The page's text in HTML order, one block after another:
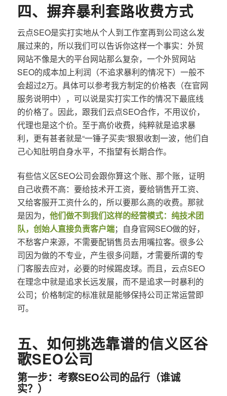
四、摒弃暴利套路收费方式
云点SEO是实打实地从个人到工作室再到公司这么发
展过来的，所以我们可以告诉你这样一个事实：外贸
网站不像是大的平台网站那么复杂，一个外贸网站
SEO的成本加上利润（不追求暴利的情况下）一般不
会超过2万。具体可以参考我方制定的价格表（在官网
服务说明中），可以说是实打实工作的情况下最底线
的价格了。因此，跟我们云点SEO合作，不用议价，
代理也是这个价。至于高价收费，纯粹就是追求暴
利，更有甚者就是“一锤子买卖”狠狠收割一波，他们自
己心知肚明自身水平，不指望有长期合作。
有些信义区SEO公司会跟你算这个账、那个账，证明
自己收费不高：要给技术开工资，要给销售开工资、
又给客服开工资什么的，所以要那么高的收费。那就
是因为， 他们做不到我们这样的经营模式：纯技术团
队，创始人直接负责客户端；自身官网SEO做的好，
不愁客户来源，不需要配销售员去用嘴拉客。很多公
司因为做的不专业，产生很多问题，才需要所谓的专
门客服去应对，必要的时候踢皮球。而且，云点SEO
在理念中就是追求长远发展，而不是追求一时暴利的
公司；价格制定的标准就是能够保持公司正常运营即
可。
五、如何挑选靠谱的信义区谷
歌SEO公司
第一步：考察SEO公司的品行（谁诚
实？）